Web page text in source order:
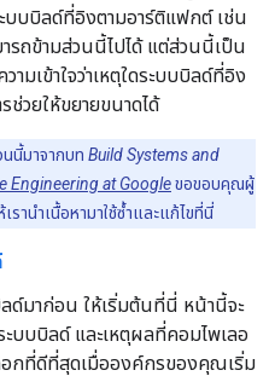
บบิลด์ที่อิงตามอาร์ติแฟกต์ เช่น
รถข้ามส่วนนี้ไปได้ แต่ส่วนนี้เป็น
มเข้าใจว่าเหตุใดระบบบิลด์ที่อิง
ช่วยให้ขยายขนาดได้
นี้มาจากบท Build Systems and
Engineering at Googleขอขอบคุณผู้
านำเนื้อหามาใช้ซ้ำและแก้ไขที่นี่
ด์มาก่อน ให้เริ่มต้นที่นี่ หน้านี้จะ
บบบิลด์ และเหตุผลที่คอมไพเลอ
อกที่ดีที่สุดเมื่อองค์กรของคุณเริ่ม